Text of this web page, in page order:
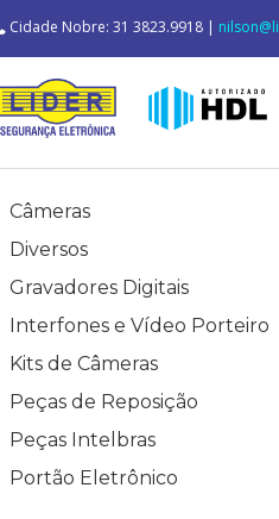
Cidade Nobre: 31 3823.9918 |
Câmeras
Diversos
Gravadores Digitais
Interfones e Vídeo Porteiro
Kits de Câmeras
Peças de Reposição
Peças Intelbras
Portão Eletrônico